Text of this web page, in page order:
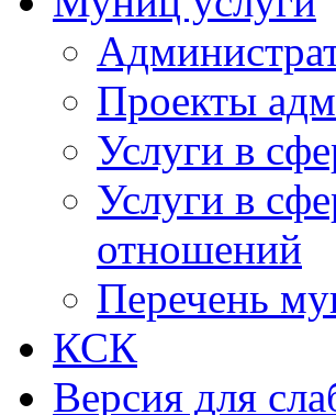
Проекты
Услуги в
Услуги в
отношений
Перечень
КСК
Версия для